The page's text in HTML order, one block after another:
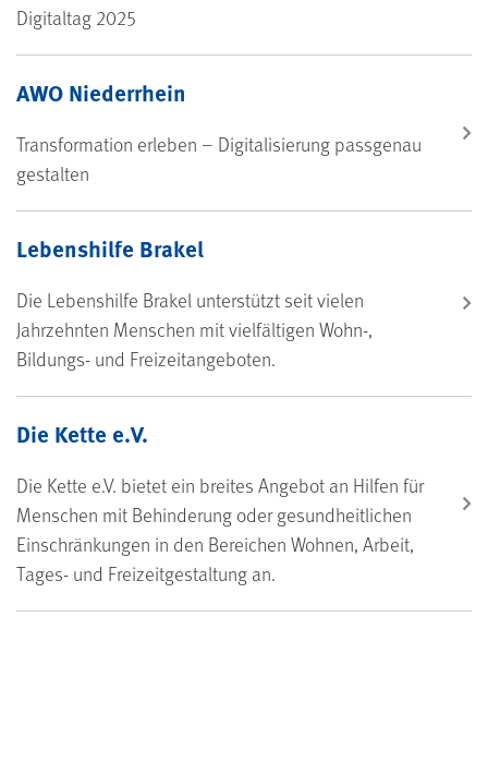
Digitaltag 2025
AWO Niederrhein
Trans­for­ma­ti­on er­le­ben – Di­gi­ta­li­sie­rung pass­ge­nau
ge­stal­ten
Lebenshilfe Brakel
Die Lebenshilfe Brakel unterstützt seit vielen
Jahrzehnten Menschen mit vielfältigen Wohn-,
Bildungs- und Freizeitangeboten.
Die Kette e.V.
Die Kette e.V. bietet ein breites Angebot an Hilfen für
Menschen mit Behinderung oder gesundheitlichen
Einschränkungen in den Bereichen Wohnen, Arbeit,
Tages- und Freizeitgestaltung an.